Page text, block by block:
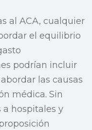
al ACA, cualquier
el equilibrio
podrían incluir
las causas
médica. Sin
hospitales y